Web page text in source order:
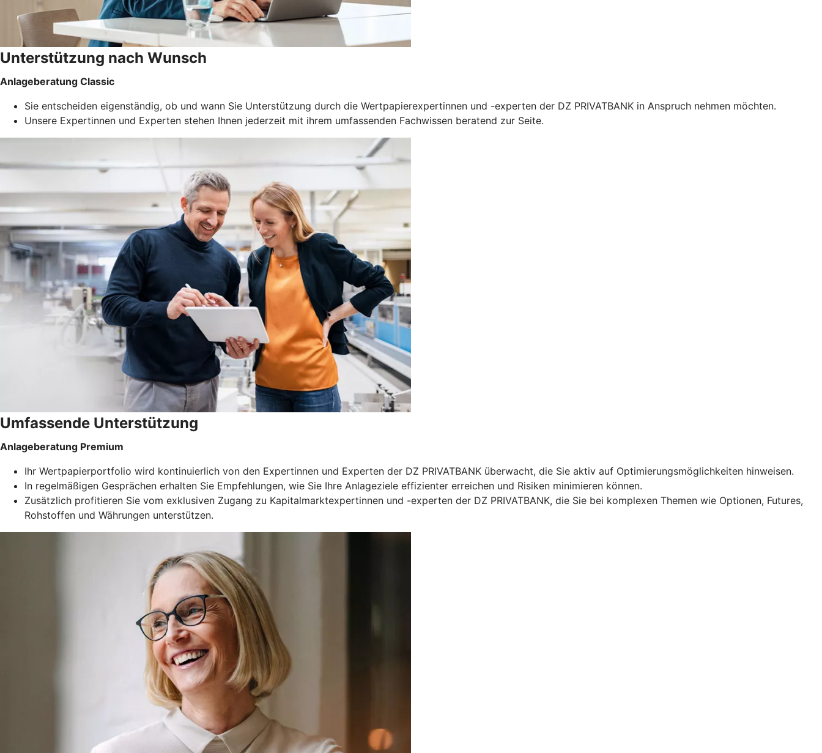
Unterstützung nach Wunsch
Anlageberatung Classic
Sie entscheiden eigenständig, ob und wann Sie Unterstützung durch die Wertpapierexpertinnen und -experten der DZ PRIVATBANK in Anspruch nehmen möchten.
Unsere Expertinnen und Experten stehen Ihnen jederzeit mit ihrem umfassenden Fachwissen beratend zur Seite.
Umfassende Unterstützung
Anlageberatung Premium
Ihr Wertpapierportfolio wird kontinuierlich von den Expertinnen und Experten der DZ PRIVATBANK überwacht, die Sie aktiv auf Optimierungsmöglichkeiten hinweisen.
In regelmäßigen Gesprächen erhalten Sie Empfehlungen, wie Sie Ihre Anlageziele effizienter erreichen und Risiken minimieren können.
Zusätzlich profitieren Sie vom exklusiven Zugang zu Kapitalmarktexpertinnen und -experten der DZ PRIVATBANK, die Sie bei komplexen Themen wie Optionen, Futures,
Rohstoffen und Währungen unterstützen.